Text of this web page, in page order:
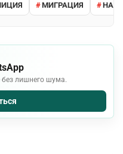
МИГРАЦИЯ
лишнего шума.